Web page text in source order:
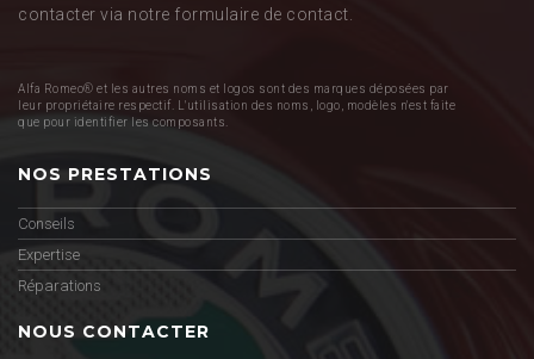
contacter via notre formulaire de contact.
Alfa Romeo® et les autres noms et logos sont des marques déposées par
leur propriétaire respectif. L'utilisation des noms, logo, modèles n'est faite
que pour identifier les composants.
NOS PRESTATIONS
Conseils
Expertise
Réparations
NOUS CONTACTER